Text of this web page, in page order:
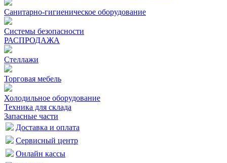
Санитарно-гигиеническое оборудование
Системы безопасности
РАСПРОДАЖА
Стеллажи
Торговая мебель
Холодильное оборудование
Техника для склада
Запасные части
Доставка и оплата
Сервисный центр
Онлайн кассы